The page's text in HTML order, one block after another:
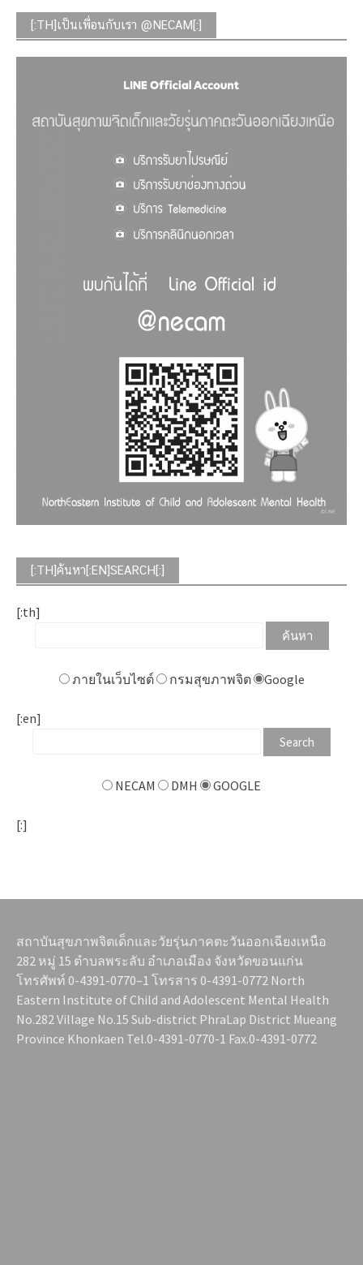
[:TH]เป็นเพื่อนกับเรา @NECAM[:]
[:TH]ค้นหา[:EN]SEARCH[:]
[:th]
ภายในเว็บไซต์ กรมสุขภาพจิต Google
[:en]
NECAM DMH GOOGLE
[:]
สถาบันสุขภาพจิตเด็กและวัยรุ่นภาคตะวันออกเฉียงเหนือ
282 หมู่ 15 ตำบลพระลับ อำเภอเมือง จังหวัดขอนแก่น
โทรศัพท์ 0-4391-0770–1 โทรสาร 0-4391-0772 North
Eastern Institute of Child and Adolescent Mental Health
No.282 Village No.15 Sub-district PhraLap District Mueang
Province Khonkaen Tel.0-4391-0770-1 Fax.0-4391-0772